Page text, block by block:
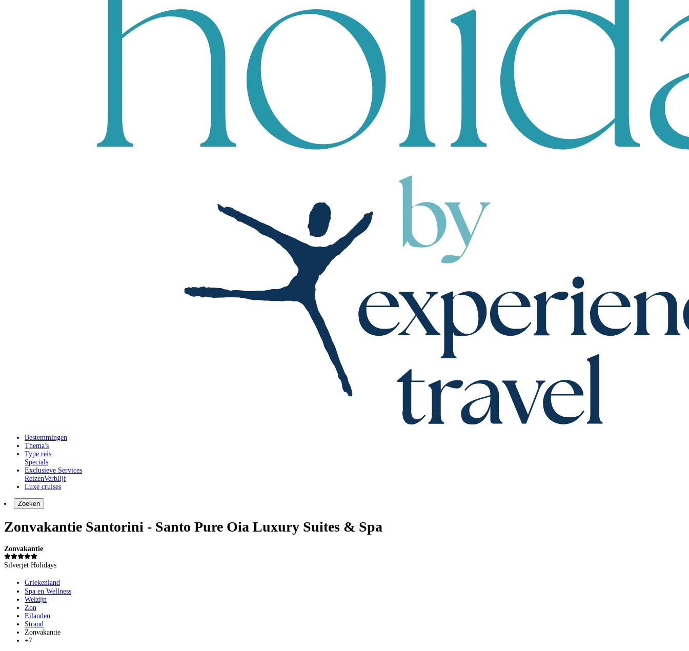
Bestemmingen
Thema's
Type reis
Specials
Exclusieve Services
ReizenVerblijf
Luxe cruises
Zoeken
Zonvakantie Santorini - Santo Pure Oia Luxury Suites & Spa
Zonvakantie
Silverjet Holidays
Griekenland
Spa en Wellness
Welzijn
Zon
Eilanden
Strand
Zonvakantie
+7